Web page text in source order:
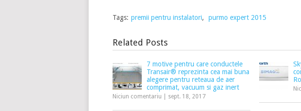
Tags: premii pentru instalatori, purmo expert 2015
Related Posts
7 motive pentru care conductele
Transair® reprezinta cea mai buna
alegere pentru reteaua de aer
comprimat, vacuum si gaz inert
Niciun comentariu sept. 18, 2017